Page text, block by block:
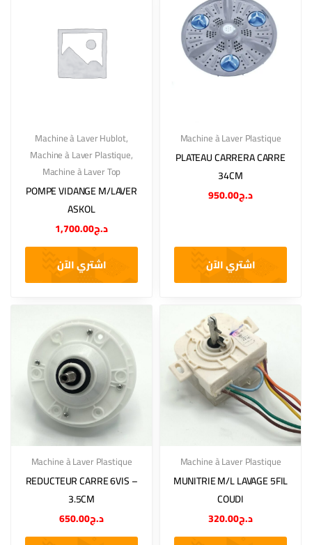
Machine à Laver Hublot,
Machine à Laver Plastique,
Machine à Laver Top
POMPE VIDANGE M/LAVER
ASKOL
د.ج1,700.00
اشتري الآن
Machine à Laver Plastique
PLATEAU CARRERA CARRE
34CM
د.ج950.00
اشتري الآن
Machine à Laver Plastique
REDUCTEUR CARRE 6VIS –
3.5CM
د.ج650.00
Machine à Laver Plastique
MUNITRIE M/L LAVAGE 5FIL
COUDI
د.ج320.00